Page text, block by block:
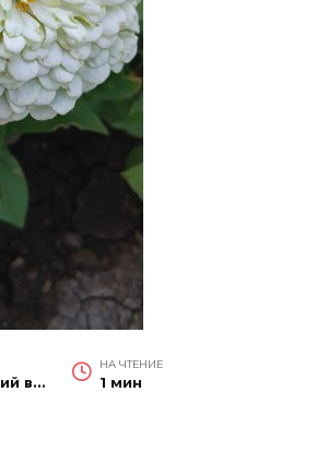
Красносулинский вестник
НА ЧТЕНИЕ
1 мин